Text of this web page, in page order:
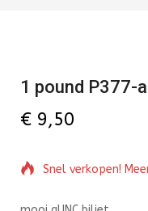
1 pound P377-
€ 9,50
Snel verkopen!